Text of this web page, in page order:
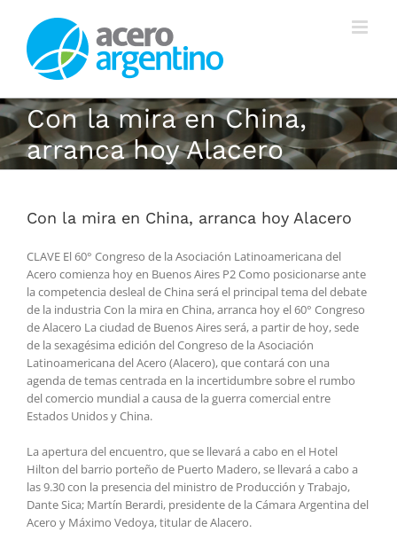
contenido
Con la mira en China,
arranca hoy Alacero
Con la mira en China, arranca hoy Alacero
CLAVE El 60° Congreso de la Asociación Latinoamericana del
Acero comienza hoy en Buenos Aires P2 Como posicionarse ante
la competencia desleal de China será el principal tema del debate
de la industria Con la mira en China, arranca hoy el 60° Congreso
de Alacero La ciudad de Buenos Aires será, a partir de hoy, sede
de la sexagésima edición del Congreso de la Asociación
Latinoamericana del Acero (Alacero), que contará con una
agenda de temas centrada en la incertidumbre sobre el rumbo
del comercio mundial a causa de la guerra comercial entre
Estados Unidos y China.
La apertura del encuentro, que se llevará a cabo en el Hotel
Hilton del barrio porteño de Puerto Madero, se llevará a cabo a
las 9.30 con la presencia del ministro de Producción y Trabajo,
Dante Sica; Martín Berardi, presidente de la Cámara Argentina del
Acero y Máximo Vedoya, titular de Alacero.